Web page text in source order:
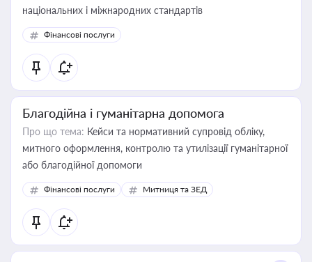
національних і міжнародних стандартів
Фінансові послуги
Благодійна і гуманітарна допомога
Про що тема: Кейси та нормативний супровід обліку,
митного оформлення, контролю та утилізації гуманітарної
або благодійної допомоги
Фінансові послуги Митниця та ЗЕД